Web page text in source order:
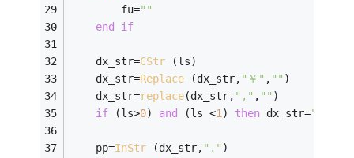
        fu=
""
end
if
    dx_str=
CStr (ls)
    dx_str=
Replace (dx_str, "￥" , "" )
    dx_str=
replace(dx_str, "," , "" )
if (ls>0) and (ls <1) then dx_str="0"
    pp=
InStr (dx_str, "." )